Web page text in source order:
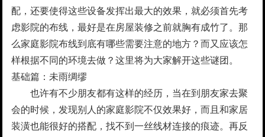
配，还要使得这些设备发挥出最大的效果，就必须首先考
虑影院的布线，最好是在房屋装修之前就胸有成竹了。那
么家庭影院布线到底有哪些需要注意的地方？而又应该怎
样根据不同的环境去做？这里将为大家解开这些谜团。
基础篇：未雨绸缪
也许有不少朋友都有这样的经历，当在到朋友家去聚
会的时候，发现别人的家庭影院不仅效果好，而且和家居
装潢也能很好的搭配，找不到一丝线材连接的痕迹。再反